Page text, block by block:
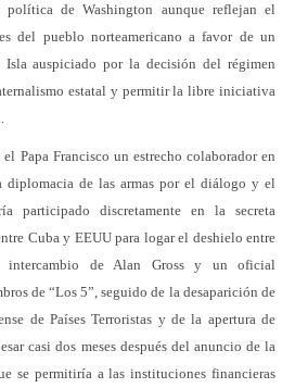
política de Washington aunque reflejan el
del pueblo norteamericano a favor de un
auspiciado por la decisión del régimen
estatal y permitir la libre iniciativa
Papa Francisco un estrecho colaborador en
diplomacia de las armas por el diálogo y el
participado discretamente en la secreta
Cuba y EEUU para logar el deshielo entre
intercambio de Alan Gross y un oficial
de “Los 5”, seguido de la desaparición de
de Países Terroristas y de la apertura de
casi dos meses después del anuncio de la
se permitiría a las instituciones financieras